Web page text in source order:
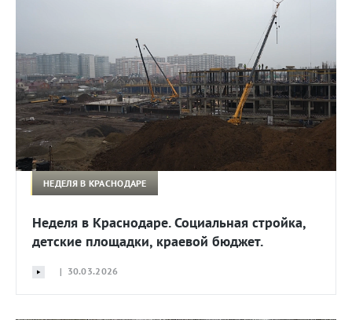
НЕДЕЛЯ В КРАСНОДАРЕ
Неделя в Краснодаре. Социальная стройка,
детские площадки, краевой бюджет.
| 30.03.2026